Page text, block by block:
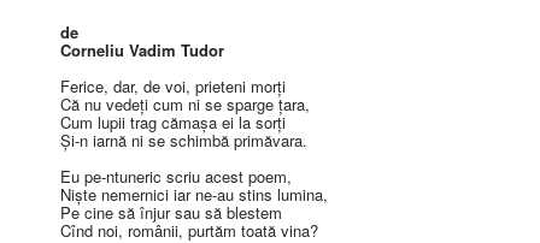
de
Corneliu Vadim Tudor
Ferice, dar, de voi, prieteni morţi
Că nu vedeţi cum ni se sparge ţara,
Cum lupii trag cămaşa ei la sorţi
Şi-n iarnă ni se schimbă primăvara.
Eu pe-ntuneric scriu acest poem,
Nişte nemernici iar ne-au stins lumina,
Pe cine să înjur sau să blestem
Cînd noi, românii, purtăm toată vina?